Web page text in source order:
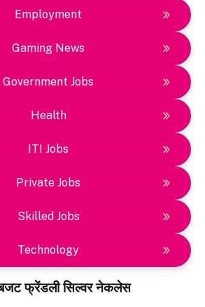
Employment
Gaming News
Government Jobs
Health
ITI Jobs
Private Jobs
Skilled Jobs
Technology
फ्रेंडली सिल्वर नेकलेस